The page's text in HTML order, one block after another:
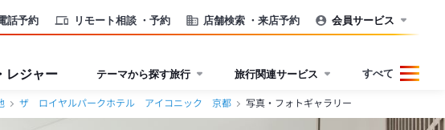
話予約 リモート相談 ・予約 店舗検索 ・来店予約 会員サービス
レジャー テーマから探す旅行 旅行関連サービス すべて
ザ ロイヤルパークホテル アイコニック 京都 写真・フォトギャラリー